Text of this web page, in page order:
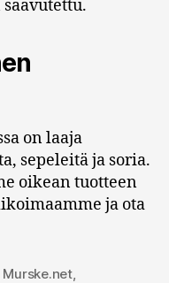
on laaja
sepeleitä ja soria.
oikean tuotteen
ja ota
Murske.net,